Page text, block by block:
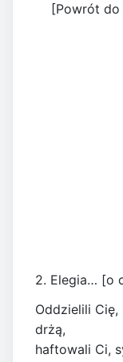
[Powrót
2. Elegia… [o
Oddzielili
drżą,
haftowali Ci,